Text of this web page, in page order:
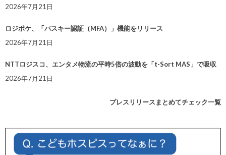
2026年7月21日
ロジポケ、「パスキー認証（MFA）」機能をリリース
2026年7月21日
NTTロジスコ、エンタメ物流の平時5倍の波動を「t-Sort MAS」で吸収
2026年7月21日
プレスリリースまとめてチェック一覧